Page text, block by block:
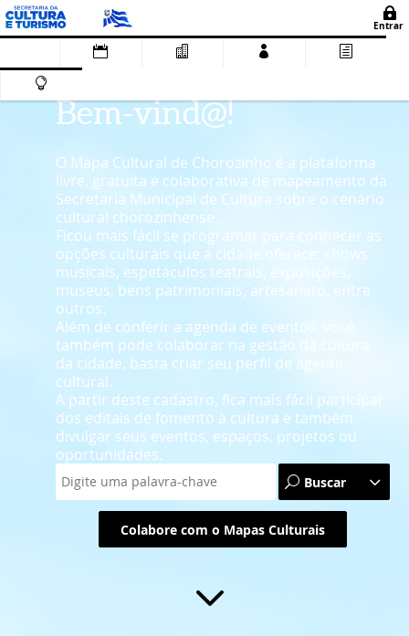
Bem-vind@!
O Mapa Cultural de Chorozinho é a plataforma
livre, gratuita e colaborativa de mapeamento da
Secretaria Municipal de Cultura sobre o cenário
cultural chorozinhense.
Ficou mais fácil se programar para conhecer as
opções culturais que a cidade oferece: shows
musicais, espetáculos teatrais, exposições,
museus, bens patrimoniais, artesanato, entre
outros.
Além de conferir a agenda de eventos, você
também pode colaborar na gestão da cultura
da cidade, basta criar seu perfil de agente
cultural.
A partir deste cadastro, fica mais fácil participar
dos editais de fomento à cultura e também
divulgar seus eventos, espaços, projetos ou
oportunidades.
Buscar
Colabore com o Mapas Culturais